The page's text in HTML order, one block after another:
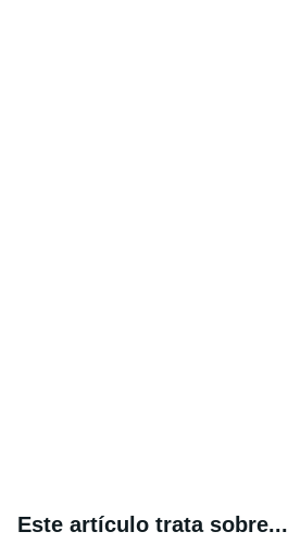
Este artículo trata sobre...